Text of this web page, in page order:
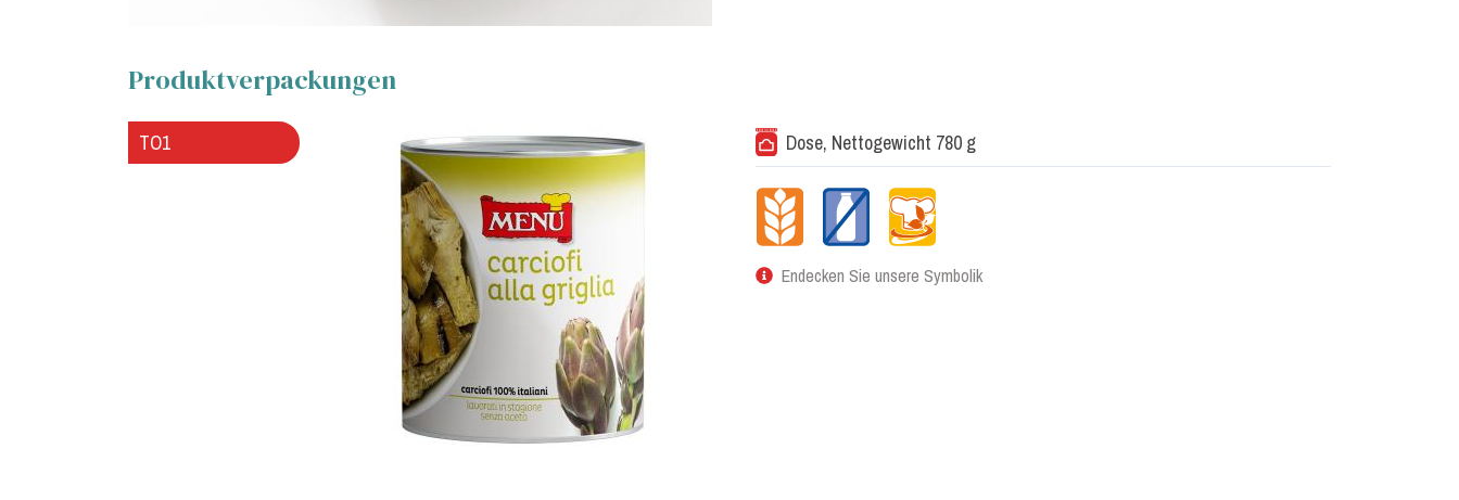
Produktverpackungen
TO1 Dose, Nettogewicht 780 g
Endecken Sie unsere Symbolik